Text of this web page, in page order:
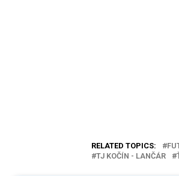
RELATED TOPICS:
TJ KOČÍN - LANČÁR